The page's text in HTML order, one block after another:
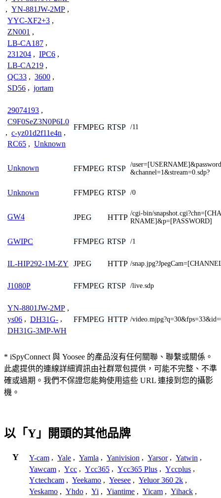
, YN-881JW-2MP ,
YYC-XF2+3 ,
ZN001 ,
LB-CA187 ,
231204 , IPC6 ,
LB-CA219 ,
QC33 , 3600 ,
SD56 , jortam
29074193 ,
C9F0SeZ3N0P6L0
, c-yz01d2f11e4n ,
RC65 , Unknown
FFMPEG RTSP /11
Unknown FFMPEG RTSP /
&channel=1&stream=0.sdp?
Unknown FFMPEG RTSP /0
GW4 JPEG HTTP /cgi-bin/
RNAME]&p=[PASSWORD]
GWIPC FFMPEG RTSP /1
IL-HIP292-1M-ZY JPEG HTTP /
J1080P FFMPEG RTSP /live.sdp
YN-8801JW-2MP ,
ys06 , DH31G- ,
DH31G-3MP-WH
FFMPEG HTTP /
* iSpyConnect 與 Yoosee 的產品沒有任何關聯、聯繫或關係。
此處提供的連線詳細資訊由社群眾包提供，可能不完整、不準
確或過期。我們不保證您能夠使用這些 URL 連接到您的攝影
機。
以「Y」開頭的其他品牌
Y Y-cam , Yale , Yamla , Yanivision , Yarsor , Yatwin ,
Yawcam , Ycc , Ycc365 , Ycc365 Plus , Yccplus ,
Yctechcam , Yeekamo , Yeesee , Yeluor 360 2k ,
Yeskamo , Yhdo , Yi , Yiantime , Yicam , Yihack ,